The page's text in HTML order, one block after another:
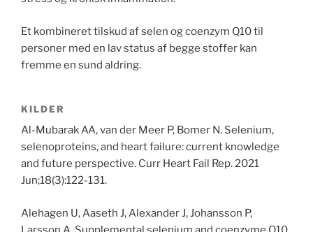
Et kombineret tilskud af selen og coenzym Q10 til
personer med en lav status af begge stoffer kan
fremme en sund aldring.
KILDER
Al-Mubarak AA, van der Meer P, Bomer N. Selenium,
selenoproteins, and heart failure: current knowledge
and future perspective. Curr Heart Fail Rep. 2021
Jun;18(3):122-131.
Alehagen U, Aaseth J, Alexander J, Johansson P,